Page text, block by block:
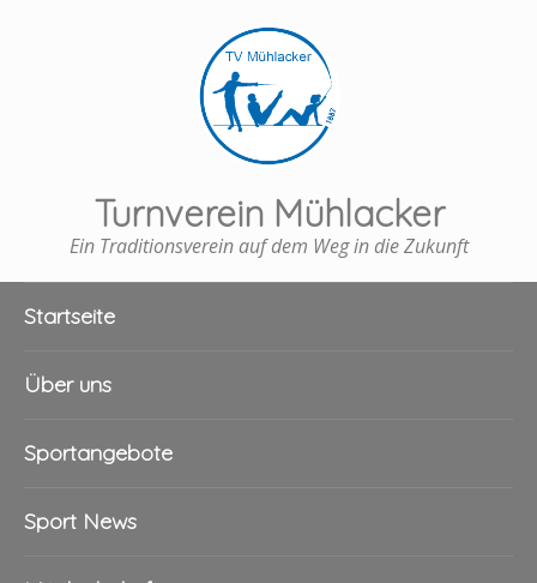
Turnverein Mühlacker
Ein Traditionsverein auf dem Weg in die Zukunft
Startseite
Über uns
Sportangebote
Sport News